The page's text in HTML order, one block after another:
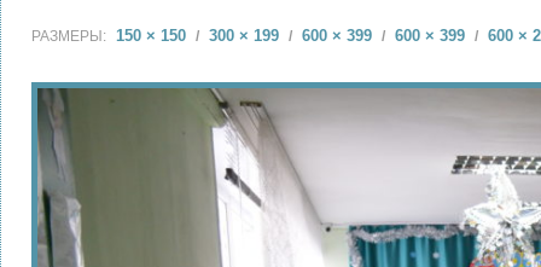
РАЗМЕРЫ: 150 × 150 / 300 × 199 / 600 × 399 / 600 × 399 / 600 ×